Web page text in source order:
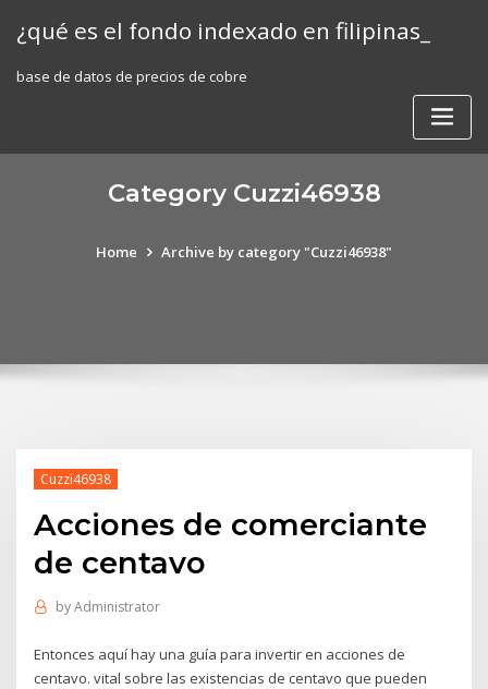
¿qué es el fondo indexado en filipinas_
base de datos de precios de cobre
Category Cuzzi46938
Home Archive by category "Cuzzi46938"
Cuzzi46938
Acciones de comerciante
de centavo
byAdministrator
Entonces aquí hay una guía para invertir en acciones de
centavo. vital sobre las existencias de centavo que pueden